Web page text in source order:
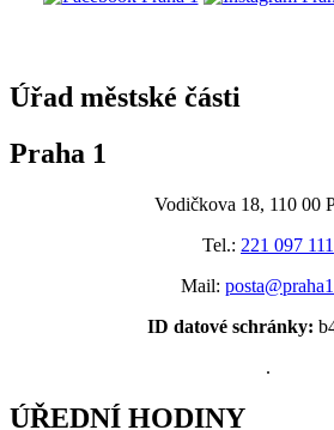
Úřad městské části
Praha 1
Vodičkova 18, 110 00
Tel.: 221 097 111
Mail:
ID datové schránky:
.
ÚŘEDNÍ HODINY